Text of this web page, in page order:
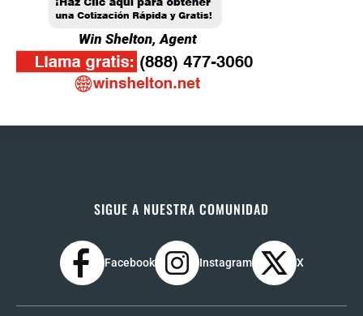
SIGUE A NUESTRA COMUNIDAD
Facebook Instagram X